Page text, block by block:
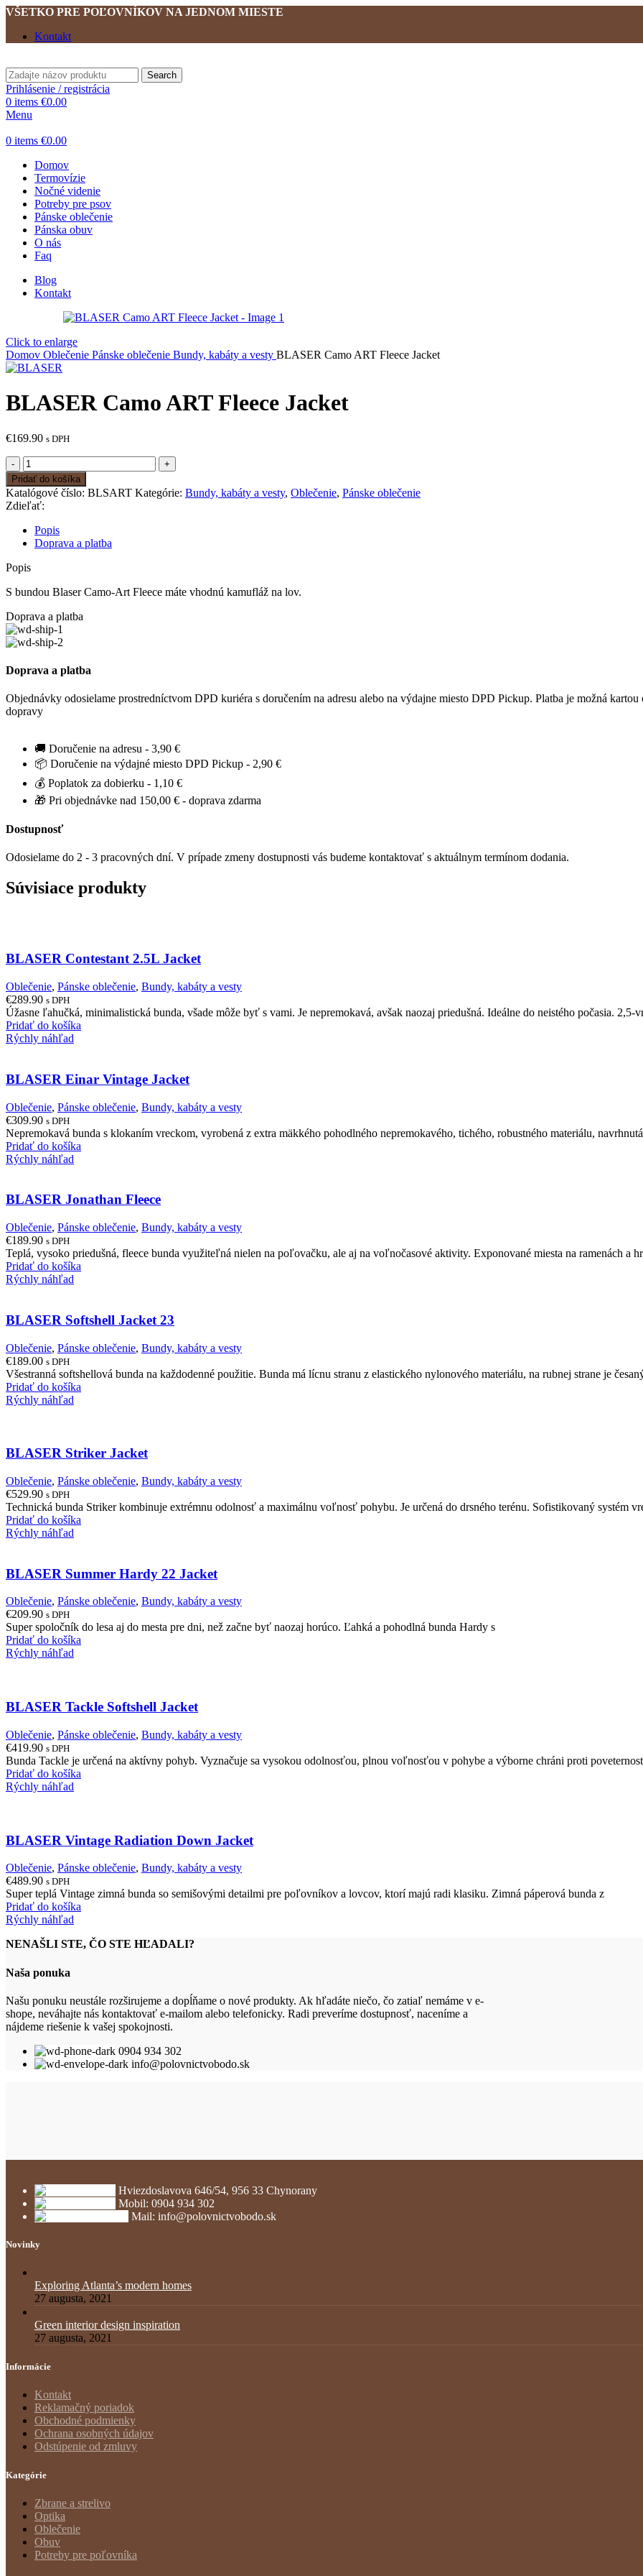
VŠETKO PRE POĽOVNÍKOV NA JEDNOM MIESTE
Kontakt
Search
Prihlásenie / registrácia
0 items €0.00
Menu
0 items €0.00
Domov
Termovízie
Nočné videnie
Potreby pre psov
Pánske oblečenie
Pánska obuv
O nás
Faq
Blog
Kontakt
Click to enlarge
Domov Oblečenie Pánske oblečenie Bundy, kabáty a vesty BLASER Camo ART Fleece Jacket
BLASER Camo ART Fleece Jacket
€169.90 s DPH
množstvo
BLASER
Camo
ART
Fleece
Jacket
Pridať do košíka
Katalógové číslo: BLSART Kategórie: Bundy, kabáty a vesty, Oblečenie, Pánske oblečenie
Zdieľať:
Popis
Doprava a platba
Popis
S bundou Blaser Camo-Art Fleece máte vhodnú kamufláž na lov.
Doprava a platba
Doprava a platba
Objednávky odosielame prostredníctvom DPD kuriéra s doručením na adresu alebo na výdajne miesto DPD Pickup. Platba je možná
dopravy
🚚 Doručenie na adresu - 3,90 €
📦 Doručenie na výdajné miesto DPD Pickup - 2,90 €
💰 Poplatok za dobierku - 1,10 €
🎁 Pri objednávke nad 150,00 € - doprava zdarma
Dostupnosť
Odosielame do 2 - 3 pracovných dní. V prípade zmeny dostupnosti vás budeme kontaktovať s aktuálnym termínom dodania.
Súvisiace produkty
BLASER Contestant 2.5L Jacket
Oblečenie, Pánske oblečenie, Bundy, kabáty a vesty
€289.90 s DPH
Úžasne ľahučká, minimalistická bunda, všade môže byť s vami. Je nepremokavá, avšak naozaj priedušná. Ideálne do neistého počasia. 2,5-
Pridať do košíka
Rýchly náhľad
BLASER Einar Vintage Jacket
Oblečenie, Pánske oblečenie, Bundy, kabáty a vesty
€309.90 s DPH
Nepremokavá bunda s klokaním vreckom, vyrobená z extra mäkkého pohodlného nepremokavého, tichého, robustného materiálu,
Pridať do košíka
Rýchly náhľad
BLASER Jonathan Fleece
Oblečenie, Pánske oblečenie, Bundy, kabáty a vesty
€189.90 s DPH
Teplá, vysoko priedušná, fleece bunda využiteľná nielen na poľovačku, ale aj na voľnočasové aktivity. Exponované miesta na ramenách a
Pridať do košíka
Rýchly náhľad
BLASER Softshell Jacket 23
Oblečenie, Pánske oblečenie, Bundy, kabáty a vesty
€189.00 s DPH
Všestranná softshellová bunda na každodenné použitie. Bunda má lícnu stranu z elastického nylonového materiálu, na rubnej strane je
Pridať do košíka
Rýchly náhľad
BLASER Striker Jacket
Oblečenie, Pánske oblečenie, Bundy, kabáty a vesty
€529.90 s DPH
Technická bunda Striker kombinuje extrémnu odolnosť a maximálnu voľnosť pohybu. Je určená do drsného terénu. Sofistikovaný systém
Pridať do košíka
Rýchly náhľad
BLASER Summer Hardy 22 Jacket
Oblečenie, Pánske oblečenie, Bundy, kabáty a vesty
€209.90 s DPH
Super spoločník do lesa aj do mesta pre dni, než začne byť naozaj horúco. Ľahká a pohodlná bunda Hardy s
Pridať do košíka
Rýchly náhľad
BLASER Tackle Softshell Jacket
Oblečenie, Pánske oblečenie, Bundy, kabáty a vesty
€419.90 s DPH
Bunda Tackle je určená na aktívny pohyb. Vyznačuje sa vysokou odolnosťou, plnou voľnosťou v pohybe a výborne chráni proti
Pridať do košíka
Rýchly náhľad
BLASER Vintage Radiation Down Jacket
Oblečenie, Pánske oblečenie, Bundy, kabáty a vesty
€489.90 s DPH
Super teplá Vintage zimná bunda so semišovými detailmi pre poľovníkov a lovcov, ktorí majú radi klasiku. Zimná páperová bunda z
Pridať do košíka
Rýchly náhľad
NENAŠLI STE, ČO STE HĽADALI?
Naša ponuka
Našu ponuku neustále rozširujeme a dopĺňame o nové produkty. Ak hľadáte niečo, čo zatiaľ nemáme v e-
shope, neváhajte nás kontaktovať e-mailom alebo telefonicky. Radi preveríme dostupnosť, naceníme a
nájdeme riešenie k vašej spokojnosti.
0904 934 302
info@polovnictvobodo.sk
Hviezdoslavova 646/54, 956 33 Chynorany
Mobil: 0904 934 302
Mail: info@polovnictvobodo.sk
Novinky
Exploring Atlanta’s modern homes
27 augusta, 2021
Green interior design inspiration
27 augusta, 2021
Informácie
Kontakt
Reklamačný poriadok
Obchodné podmienky
Ochrana osobných údajov
Odstúpenie od zmluvy
Kategórie
Zbrane a strelivo
Optika
Oblečenie
Obuv
Potreby pre poľovníka